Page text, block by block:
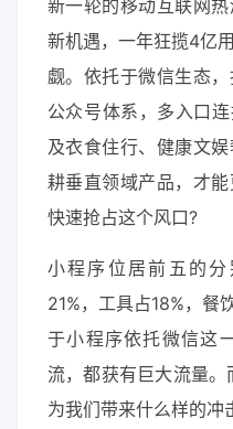
新一轮的移动互联网
新机遇，一年狂揽4亿
觑。依托于微信生态，
公众号体系，多入口
及衣食住行、健康文
耕垂直领域产品，才
快速抢占这个风口?
小程序位居前五的
21%，工具占18%，餐
于小程序依托微信这
流，都获有巨大流量
为我们带来什么样的冲